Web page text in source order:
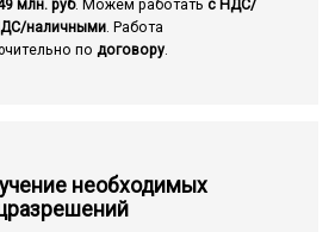
млн. руб. Можем работать с НДС/
наличными. Работа
по договору.
необходимых